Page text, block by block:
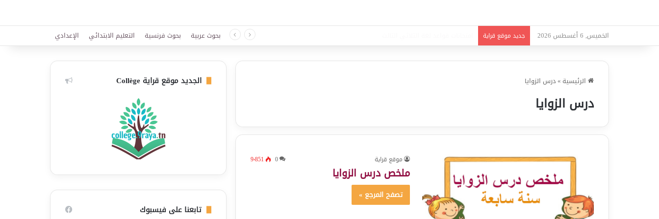
الخميس, 6 أغسطس 2026 جديد موقع قراية بحوث عربية بحوث فرنسية التعليم الابتدائي الإعدادي
الرئيسية »درس الزوايا
درس الزوايا
موقع قراية 0 9٬851
ملخص درس الزوايا
تصفح المرجع »
الجديد موقع قراية Collège
تابعنا على فيسبوك